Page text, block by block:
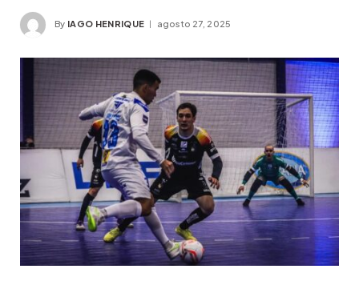
By IAGO HENRIQUE agosto 27, 2025